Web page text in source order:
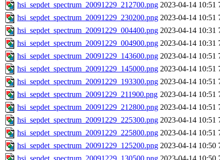
hsi_sepdet_spectrum_20091229_212700.png 2023-04-14 10:51
hsi_sepdet_spectrum_20091229_230200.png 2023-04-14 10:51
hsi_sepdet_spectrum_20091229_004400.png 2023-04-14 10:31
hsi_sepdet_spectrum_20091229_004900.png 2023-04-14 10:31
hsi_sepdet_spectrum_20091229_143600.png 2023-04-14 10:51
hsi_sepdet_spectrum_20091229_145000.png 2023-04-14 10:51
hsi_sepdet_spectrum_20091229_193300.png 2023-04-14 10:51
hsi_sepdet_spectrum_20091229_211900.png 2023-04-14 10:51
hsi_sepdet_spectrum_20091229_212800.png 2023-04-14 10:51
hsi_sepdet_spectrum_20091229_225300.png 2023-04-14 10:51
hsi_sepdet_spectrum_20091229_225800.png 2023-04-14 10:51
hsi_sepdet_spectrum_20091229_125200.png 2023-04-14 10:50